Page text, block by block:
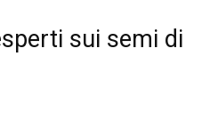
sui semi di